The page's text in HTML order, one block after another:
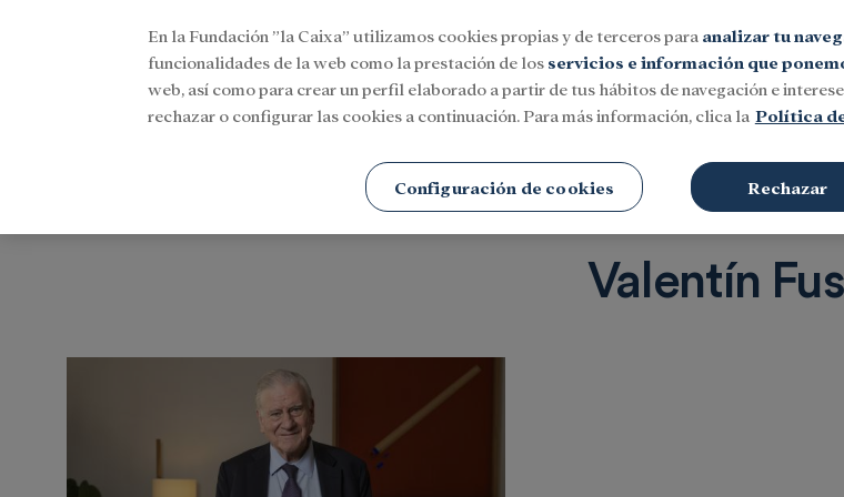
SocialInvestigación y becas
Valentín
En la Fundación ”la Caixa” utilizamos cookies propias y de terceros para analizar tu
funcionalidades de la web como la prestación de los servicios e información que
web, así como para crear un perfil elaborado a partir de tus hábitos de navegación e
rechazar o configurar las cookies a continuación. Para más información, clica la Política
Configuración de cookies Rechazar